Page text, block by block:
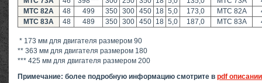
MTC 82A
48 499 350 300 450 18 5,0 173,0 MTC 82A
MTC 83A
48 489 350 300 450 18 5,0 187,0 MTC 83A
* 173 мм для двигателя размером 90
** 363 мм для двигателя размером 180
*** 425 мм для двигателя размером 200
Примечание: более подробную информацию смотрите в pdf описании